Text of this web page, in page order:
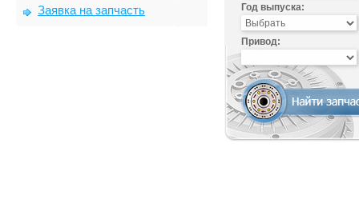
Заявка на запчасть Год выпуска:
Привод: